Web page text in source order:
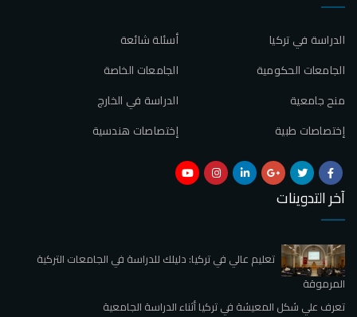
أسئلة شائعة
الدراسة في تركيا
الجامعات الخاصة
الجامعات الحكومية
الدراسة في الخارج
منح جامعية
إختصاصات هندسية
إختصاصات طبية
آخر التدوينات
تعليم عالي في تركيا: دليلك للدراسة في الجامعات التركية
المرموقة
تعرف علي شكل المعيشة في تركيا أثناء الدراسة الجامعية